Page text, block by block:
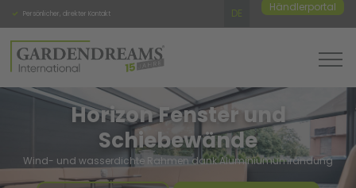
Persönlicher, direkter Kontakt Hochwertige Qualität Feste
Händlerportal
DE
Horizon Fenster und
Schiebewände
Wind- und wasserdichte Rahmen dank Aluminiumumrandung